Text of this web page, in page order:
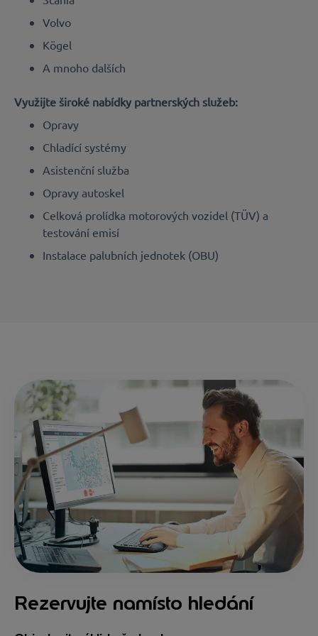
Volvo
Kögel
A mnoho dalších
Využijte široké nabídky partnerských služeb:
Opravy
Chladící systémy
Asistenční služba
Opravy autoskel
Celková prolídka motorových vozidel (TÜV) a
testování emisí
Instalace palubních jednotek (OBU)
Rezervujte namísto hledání